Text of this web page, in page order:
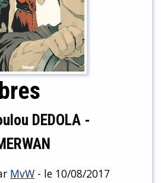
DEDOLA -
MvW - le 10/08/2017